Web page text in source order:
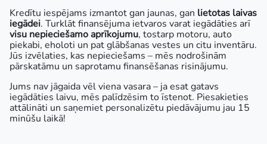
Kredītu iespējams izmantot gan jaunas, gan lietotas laivas
iegādei. Turklāt finansējuma ietvaros varat iegādāties arī
visu nepieciešamo aprīkojumu, tostarp motoru, auto
piekabi, eholoti un pat glābšanas vestes un citu inventāru.
Jūs izvēlaties, kas nepieciešams – mēs nodrošinām
pārskatāmu un saprotamu finansēšanas risinājumu.
Jums nav jāgaida vēl viena vasara – ja esat gatavs
iegādāties laivu, mēs palīdzēsim to īstenot. Piesakieties
attālināti un saņemiet personalizētu piedāvājumu jau 15
minūšu laikā!